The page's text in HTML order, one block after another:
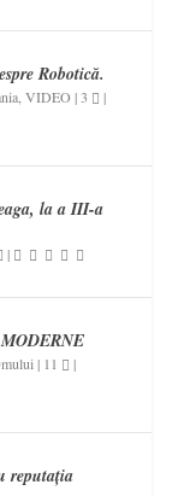
Robotică.
,VIDEO |3 |
la a III-a
|
| 11 |
reputația